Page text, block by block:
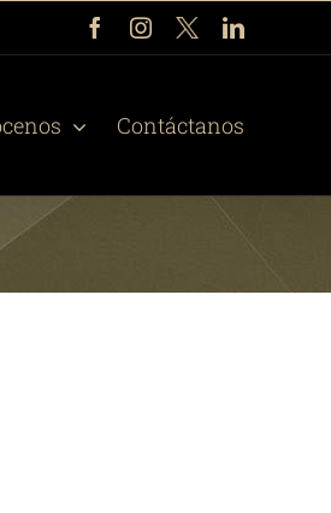
FacebookInstagram
X LinkedIn
Contáctanos